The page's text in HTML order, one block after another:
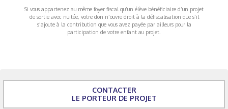
Si vous appartenez au même foyer fiscal qu’un élève bénéficiaire d’un projet
de sortie avec nuitée, votre don n’ouvre droit à la défiscalisation que s’il
s’ajoute à la contribution que vous avez payée par ailleurs pour la
participation de votre enfant au projet.
CONTACTER
LE PORTEUR DE PROJET